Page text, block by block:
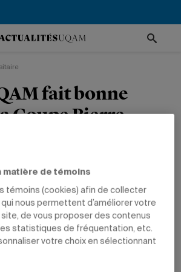
fait bonne
Coupe Pierre-
matière de témoins
témoins (cookies) afin de collecter
nous permettent d’améliorer votre
de vous proposer des contenus
les statistiques de fréquentation, etc.
votre choix en sélectionnant